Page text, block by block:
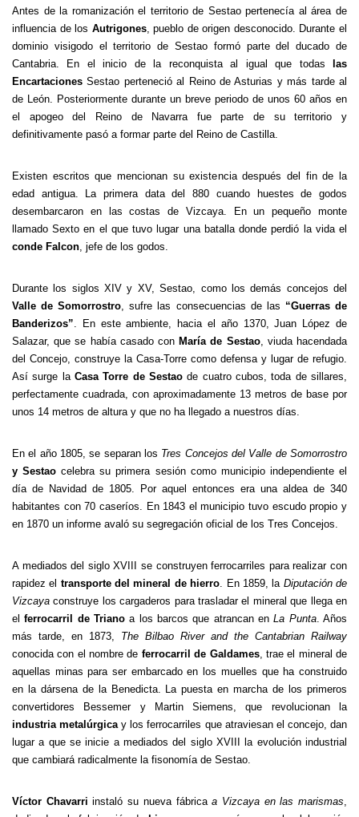
Antes de la romanización el territorio de Sestao pertenecía al área de
influencia de los Autrigones, pueblo de origen desconocido. Durante el
dominio visigodo el territorio de Sestao formó parte del ducado de
Cantabria. En el inicio de la reconquista al igual que todas las
Encartaciones Sestao perteneció al Reino de Asturias y más tarde al
de León. Posteriormente durante un breve periodo de unos 60 años en
el apogeo del Reino de Navarra fue parte de su territorio y
definitivamente pasó a formar parte del Reino de Castilla.
Existen escritos que mencionan su existencia después del fin de la
edad antigua. La primera data del 880 cuando huestes de godos
desembarcaron en las costas de Vizcaya. En un pequeño monte
llamado Sexto en el que tuvo lugar una batalla donde perdió la vida el
conde Falcon, jefe de los godos.
Durante los siglos XIV y XV, Sestao, como los demás concejos del
Valle de Somorrostro, sufre las consecuencias de las “Guerras de
Banderizos”. En este ambiente, hacia el año 1370, Juan López de
Salazar, que se había casado con María de Sestao, viuda hacendada
del Concejo, construye la Casa-Torre como defensa y lugar de refugio.
Así surge la Casa Torre de Sestao de cuatro cubos, toda de sillares,
perfectamente cuadrada, con aproximadamente 13 metros de base por
unos 14 metros de altura y que no ha llegado a nuestros días.
En el año 1805, se separan los Tres Concejos del Valle de Somorrostro
y Sestao celebra su primera sesión como municipio independiente el
día de Navidad de 1805. Por aquel entonces era una aldea de 340
habitantes con 70 caseríos. En 1843 el municipio tuvo escudo propio y
en 1870 un informe avaló su segregación oficial de los Tres Concejos.
A mediados del siglo XVIII se construyen ferrocarriles para realizar con
rapidez el transporte del mineral de hierro. En 1859, la Diputación de
Vizcaya construye los cargaderos para trasladar el mineral que llega en
elferrocarril de Triano a los barcos que atrancan enLa Punta. Años
más tarde, en 1873, The Bilbao River and the Cantabrian Railway
conocida con el nombre de ferrocarril de Galdames, trae el mineral de
aquellas minas para ser embarcado en los muelles que ha construido
en la dársena de la Benedicta. La puesta en marcha de los primeros
convertidores Bessemer y Martin Siemens, que revolucionan la
industria metalúrgicay los ferrocarriles que atraviesan el concejo, dan
lugar a que se inicie a mediados del siglo XVIII la evolución industrial
que cambiará radicalmente la fisonomía de Sestao.
Víctor Chavarri instaló su nueva fábricaa Vizcaya en las marismas,